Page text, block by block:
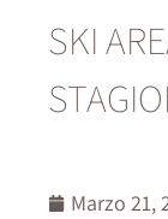
SKI
Marzo 21,